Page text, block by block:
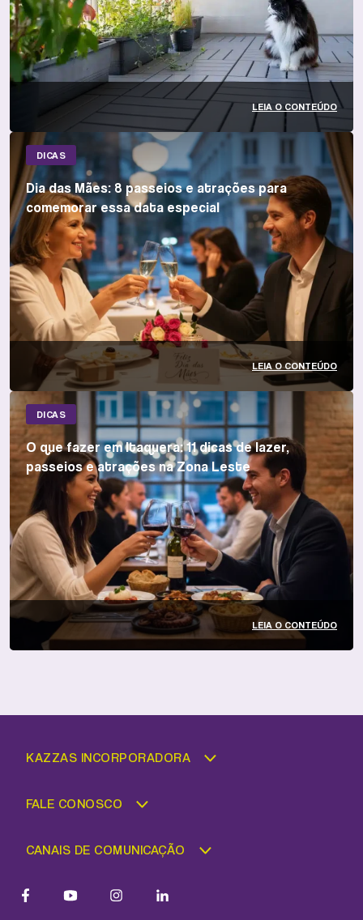
LEIA O CONTEÚDO
DICAS
Dia das Mães: 8 passeios e atrações para
comemorar essa data especial
LEIA O CONTEÚDO
DICAS
O que fazer em Itaquera: 11 dicas de lazer,
passeios e atrações na Zona Leste
LEIA O CONTEÚDO
KAZZAS INCORPORADORA
FALE CONOSCO
CANAIS DE COMUNICAÇÃO